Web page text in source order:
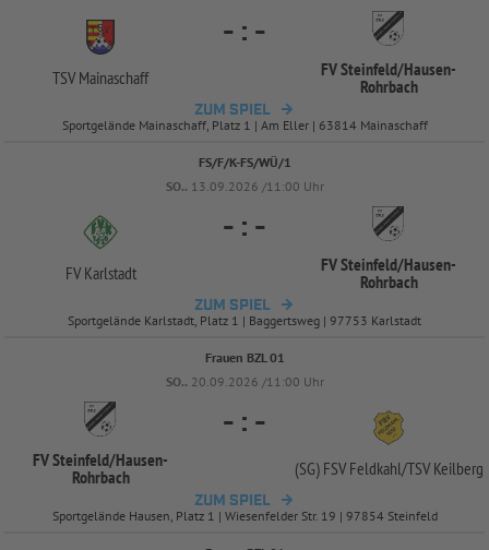
TSV Mainaschaff
- : -
FV Steinfeld/Hausen-
Rohrbach
ZUM SPIEL
Sportgelände Mainaschaff, Platz 1 | Am Eller | 63814 Mainaschaff
FS/F/K-FS/WÜ/1
SO.. 13.09.2026 /11:00 Uhr
FV Karlstadt
- : -
FV Steinfeld/Hausen-
Rohrbach
ZUM SPIEL
Sportgelände Karlstadt, Platz 1 | Baggertsweg | 97753 Karlstadt
Frauen BZL 01
SO.. 20.09.2026 /11:00 Uhr
FV Steinfeld/Hausen-
Rohrbach
- : -
(SG) FSV Feldkahl/TSV Keilberg
ZUM SPIEL
Sportgelände Hausen, Platz 1 | Wiesenfelder Str. 19 | 97854 Steinfeld